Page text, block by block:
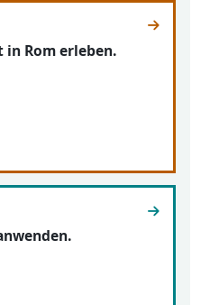
Rom erleben.